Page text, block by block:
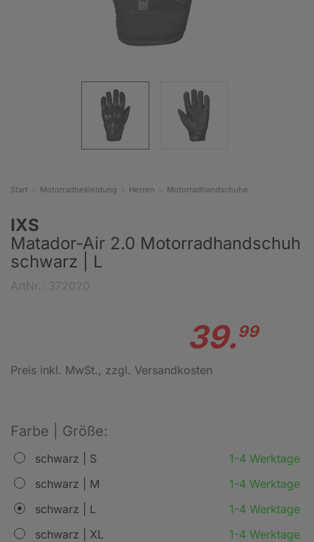
Start Motorradbekleidung Herren Motorradhandschuhe
IXS
Matador-Air 2.0 Motorradhandschuh
schwarz | L
39.99
Preis inkl. MwSt., zzgl. Versandkosten
Farbe | Größe:
schwarz | S
1-4 Werktage
schwarz | M
1-4 Werktage
schwarz | L
1-4 Werktage
schwarz | XL
1-4 Werktage